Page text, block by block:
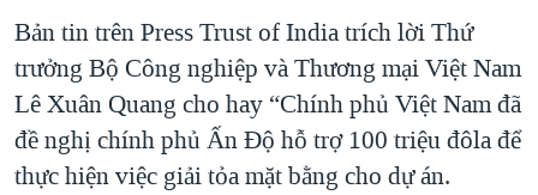
TRỊNH VĨNH BÌNH VS. CHÍNH PHỦ VIỆT NAM
NGƯ DÂN VIỆT VÀ LÀN SÓNG TRỘM HẢI SÂM
BÊN KIA QUỐC LỘ: TIẾNG VỌNG TỪ NÔNG THÔN MỸ
QUAN HỆ VIỆT MỸ
Bản tin trên Press Trust of India trích lời Thứ
trưởng Bộ Công nghiệp và Thương mại Việt Nam
Lê Xuân Quang cho hay “Chính phủ Việt Nam đã
đề nghị chính phủ Ấn Ðộ hỗ trợ 100 triệu đôla để
thực hiện việc giải tỏa mặt bằng cho dự án.